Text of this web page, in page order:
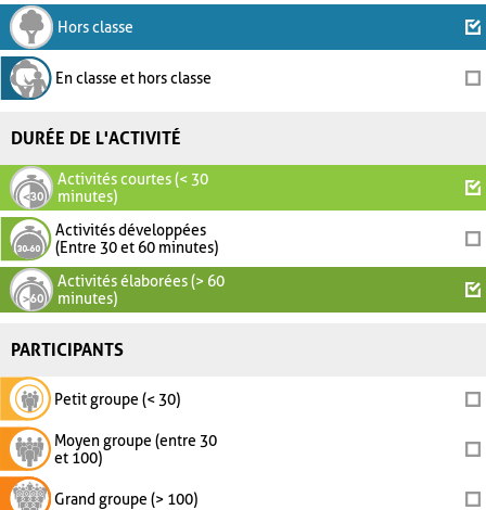
Hors classe
En classe et hors classe
DURÉE DE L'ACTIVITÉ
Activités courtes (< 30
minutes)
Activités développées
(Entre 30 et 60 minutes)
Activités élaborées (> 60
minutes)
PARTICIPANTS
Petit groupe (< 30)
Moyen groupe (entre 30
et 100)
Grand groupe (> 100)